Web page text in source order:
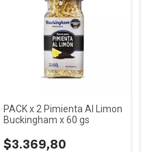
PACK x 2 Pimienta Al Limon
Buckingham x 60 gs
$3.369,80